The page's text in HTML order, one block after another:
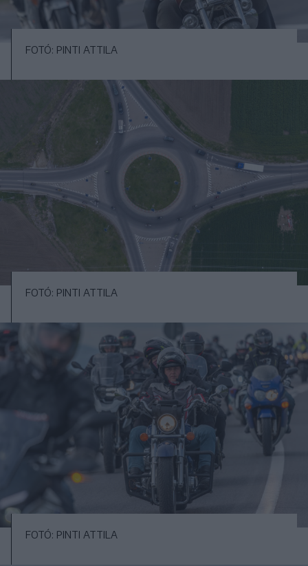
FOTÓ: PINTI ATTILA
FOTÓ: PINTI ATTILA
FOTÓ: PINTI ATTILA